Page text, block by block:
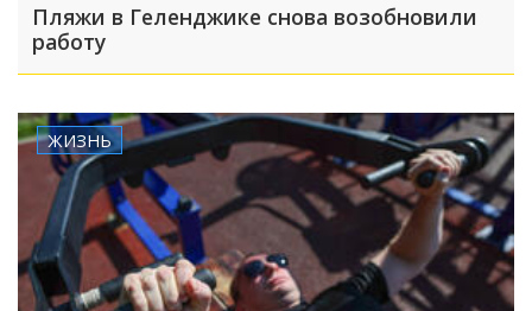
Пляжи в Геленджике снова возобновили
работу
ЖИЗНЬ